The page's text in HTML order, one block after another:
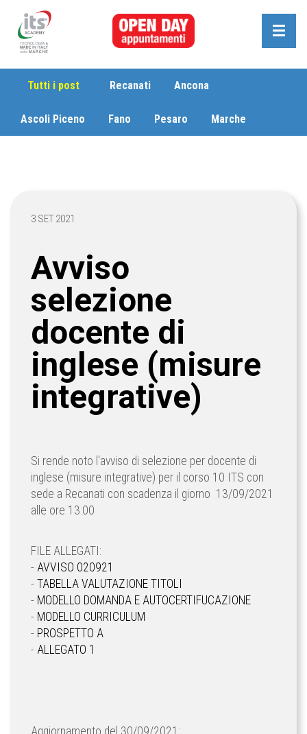
Tutti i post Recanati Ancona
Ascoli Piceno Fano Pesaro Marche
3 SET 2021
Avviso
selezione
docente di
inglese (misure
integrative)
Si rende noto l'avviso di selezione per docente di
inglese (misure integrative) per il corso 10 ITS con
sede a Recanati con scadenza il giorno 13/09/2021
alle ore 13:00
FILE ALLEGATI:
- AVVISO 020921
- TABELLA VALUTAZIONE TITOLI
- MODELLO DOMANDA E AUTOCERTIFUCAZIONE
- MODELLO CURRICULUM
- PROSPETTO A
- ALLEGATO 1
Aggiornamento del 30/09/2021: